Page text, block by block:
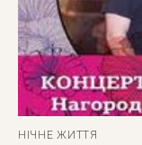
НІЧНЕ ЖИТТЯ